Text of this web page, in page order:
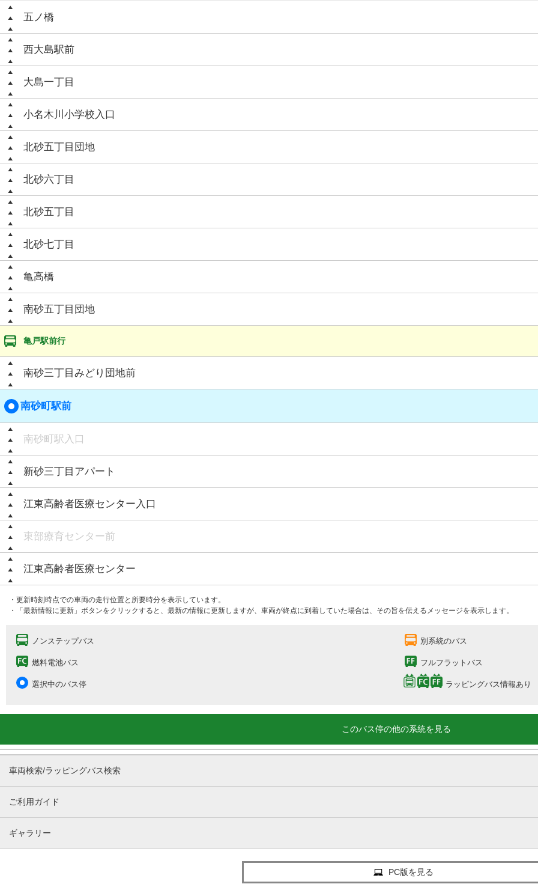
五ノ橋
西大島駅前
大島一丁目
小名木川小学校入口
北砂五丁目団地
北砂六丁目
北砂五丁目
北砂七丁目
亀高橋
南砂五丁目団地
亀戸駅前行
南砂三丁目みどり団地前
南砂町駅前
南砂町駅入口
新砂三丁目アパート
江東高齢者医療センター入口
東部療育センター前
江東高齢者医療センター
・更新時刻時点での車両の走行位置と所要時分を表示しています。
・「最新情報に更新」ボタンをクリックすると、最新の情報に更新しますが、車両が終点に到着していた場合は、その旨を伝えるメッセージを表示します。
ノンステップバス 別系統のバス
燃料電池バス フルフラットバス
選択中のバス停 ラッピングバス情報あり
このバス停の他の系統を見る
車両検索/ラッピングバス検索
ご利用ガイド
ギャラリー
PC版を見る